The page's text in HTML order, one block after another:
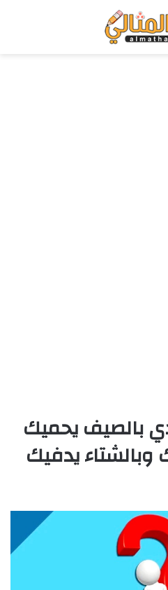
بالصيف يحميك
يدفيك